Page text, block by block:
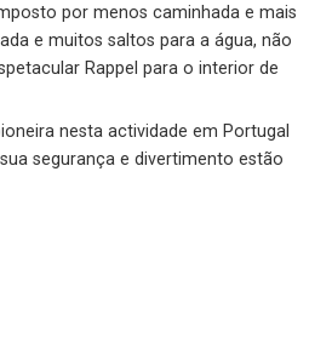
por menos caminhada e mais
e muitos saltos para a água, não
Rappel para o interior de
nesta actividade em Portugal
segurança e divertimento estão